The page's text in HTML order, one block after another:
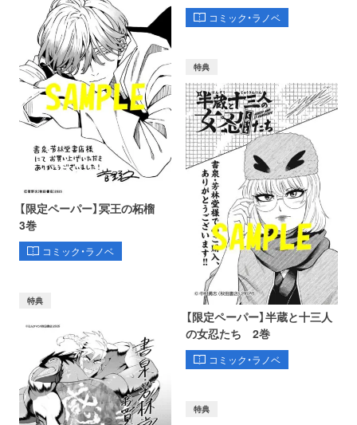
コミック・ラノベ
【限定ペーパー】冥王の柘榴
3巻
コミック・ラノベ
特典
【限定ペーパー】半蔵と十三人
の女忍たち 2巻
コミック・ラノベ
特典
特典